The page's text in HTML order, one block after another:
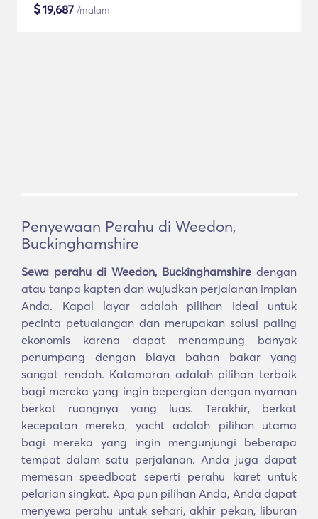
$19,687 /malam
Penyewaan Perahu di Weedon,
Buckinghamshire
Sewa perahu di Weedon, Buckinghamshire dengan
atau tanpa kapten dan wujudkan perjalanan impian
Anda. Kapal layar adalah pilihan ideal untuk
pecinta petualangan dan merupakan solusi paling
ekonomis karena dapat menampung banyak
penumpang dengan biaya bahan bakar yang
sangat rendah. Katamaran adalah pilihan terbaik
bagi mereka yang ingin bepergian dengan nyaman
berkat ruangnya yang luas. Terakhir, berkat
kecepatan mereka, yacht adalah pilihan utama
bagi mereka yang ingin mengunjungi beberapa
tempat dalam satu perjalanan. Anda juga dapat
memesan speedboat seperti perahu karet untuk
pelarian singkat. Apa pun pilihan Anda, Anda dapat
menyewa perahu untuk sehari, akhir pekan, liburan